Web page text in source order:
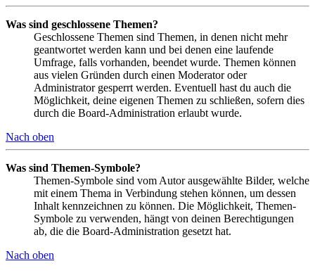
Was sind geschlossene Themen?
Geschlossene Themen sind Themen, in denen nicht mehr
geantwortet werden kann und bei denen eine laufende
Umfrage, falls vorhanden, beendet wurde. Themen können
aus vielen Gründen durch einen Moderator oder
Administrator gesperrt werden. Eventuell hast du auch die
Möglichkeit, deine eigenen Themen zu schließen, sofern dies
durch die Board-Administration erlaubt wurde.
Nach oben
Was sind Themen-Symbole?
Themen-Symbole sind vom Autor ausgewählte Bilder, welche
mit einem Thema in Verbindung stehen können, um dessen
Inhalt kennzeichnen zu können. Die Möglichkeit, Themen-
Symbole zu verwenden, hängt von deinen Berechtigungen
ab, die die Board-Administration gesetzt hat.
Nach oben